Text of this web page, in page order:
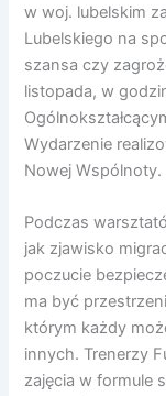
w woj. lubelskim
Lubelskiego na
szansa czy
listopada, w
Wydarzenie
Nowej Wspólnoty.
Podczas
jak zjawisko
poczucie
ma być
którym każdy
innych. Trenerzy
zajęcia w formule